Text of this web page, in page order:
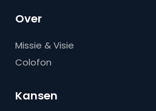
Over
Missie & Visie
Colofon
Kansen